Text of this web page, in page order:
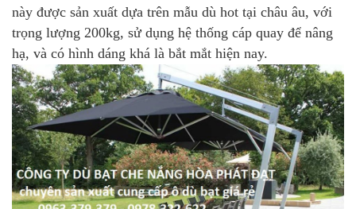
này được sản xuất dựa trên mẫu dù hot tại châu âu, với
trọng lượng 200kg, sử dụng hệ thống cáp quay để nâng
hạ, và có hình dáng khá là bắt mắt hiện nay.